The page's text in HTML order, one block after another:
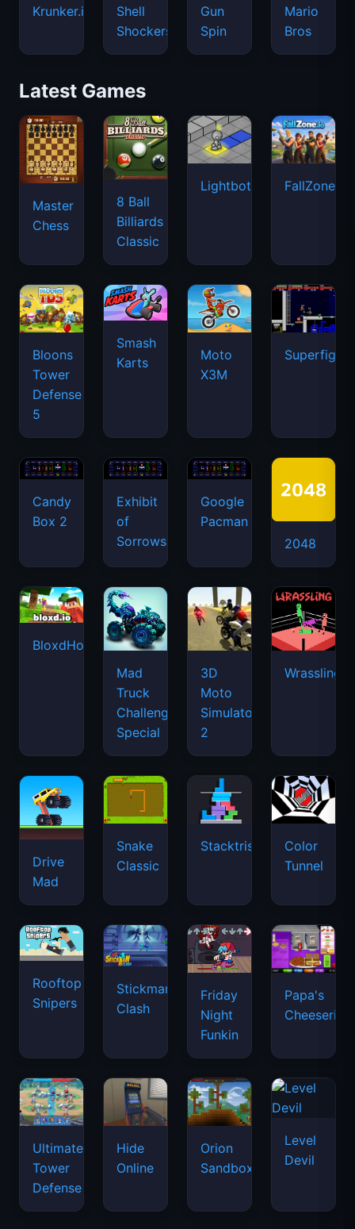
Krunker.io
Shell
Shockers
Gun
Spin
Mario
Bros
Latest Games
Master
Chess
8 Ball
Billiards
Classic
Lightbot FallZone.io
Bloons
Tower
Defense
5
Smash
Karts
Moto
X3M
Candy
Box 2
Exhibit
of
Sorrows
Google
Pacman
2048
BloxdHop.io
Mad
Truck
Challenge
Special
3D
Moto
Simulator
2
Wrassling
Drive
Mad
Snake
Classic
Stacktris
Color
Tunnel
Rooftop
Snipers
Stickman
Clash
Friday
Night
Funkin
Papa's
Cheeseria
Ultimate
Tower
Defense
Hide
Online
Orion
Sandbox
Level
Devil